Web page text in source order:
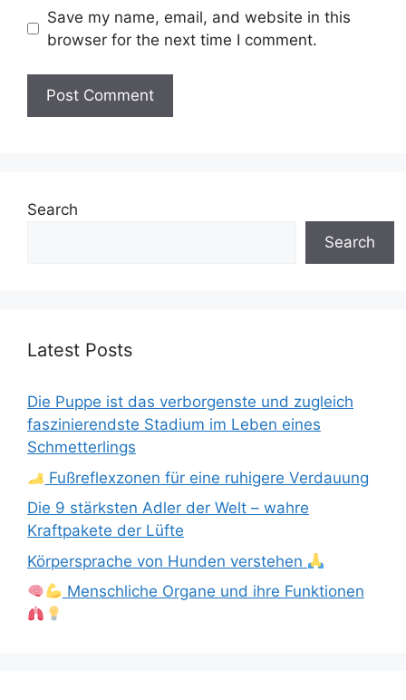
Save my name, email, and website in this
browser for the next time I comment.
Search
Search
Latest Posts
Die Puppe ist das verborgenste und zugleich
faszinierendste Stadium im Leben eines
Schmetterlings
Fußreflexzonen für eine ruhigere Verdauung
Die 9 stärksten Adler der Welt – wahre
Kraftpakete der Lüfte
Körpersprache von Hunden verstehen
Menschliche Organe und ihre Funktionen